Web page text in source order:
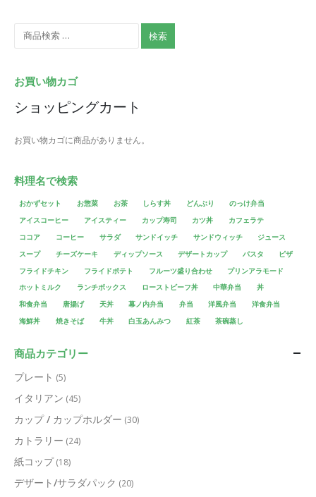
検索
お買い物カゴ
ショッピングカート
お買い物カゴに商品がありません。
料理名で検索
おかずセット お惣菜 お茶 しらす丼 どんぶり
のっけ弁当
アイスコーヒー
アイスティー カップ寿司 カツ丼
カフェラテ
ココア
コーヒー サラダ サンドイッチ サンドウィッチ
ジュース
スープ
チーズケーキ ディップソース デザートカップ パスタ
ピザ
フライドチキン
フライドポテト フルーツ盛り合わせ
プリンアラモード
ホットミルク
ランチボックス ローストビーフ丼 中華弁当
丼
和食弁当
唐揚げ 天丼 幕ノ内弁当 弁当 洋風弁当
洋食弁当
海鮮丼
焼きそば 牛丼 白玉あんみつ 紅茶 茶碗蒸し
商品カテゴリー
プレート (5)
イタリアン (45)
カップ / カップホルダー (30)
カトラリー (24)
紙コップ (18)
デザート/サラダパック (20)